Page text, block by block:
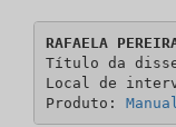
RAFAELA
Título da
Local de
Produto: